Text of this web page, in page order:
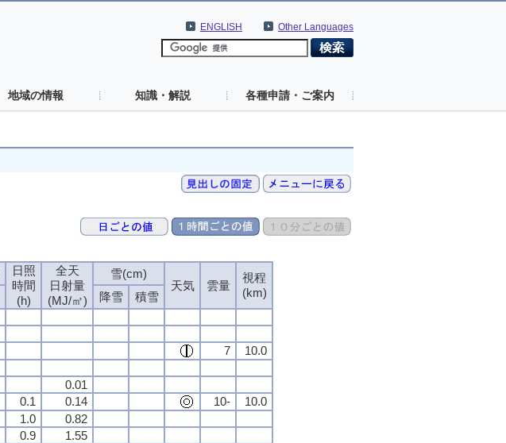
Other Languages
ENGLISH
地域の情報 知識・解説 各種申請・ご案内
日照
時間
(h)
全天
日射量
(MJ/㎡)
雪(cm)
天気
雲量
視程
(km)
降雪
積雪
7
10.0
0.01
0.1 0.14 10-
10.0
1.0
0.82
0.9
1.55